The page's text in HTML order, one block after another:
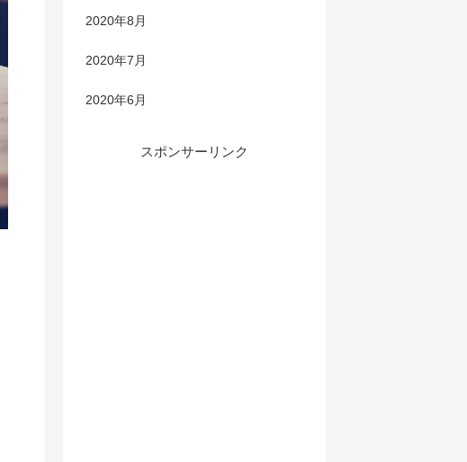
2020年8月
2020年7月
2020年6月
スポンサーリンク